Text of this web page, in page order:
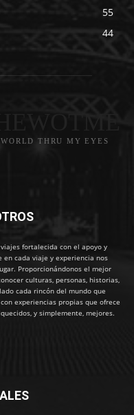
55
44
THRU MY EYES
fortalecida con el apoyo y
cada viaje y experiencia nos
Proporcionándonos el mejor
culturas, personas, historias,
cada rincón del mundo que
experiencias propias que ofrece
y simplemente, mejores.